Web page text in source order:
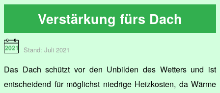
Verstärkung fürs Dach
Stand: Juli 2021
Das Dach schützt vor den Unbilden des Wetters und ist
entscheidend für möglichst niedrige Heizkosten, da Wärme